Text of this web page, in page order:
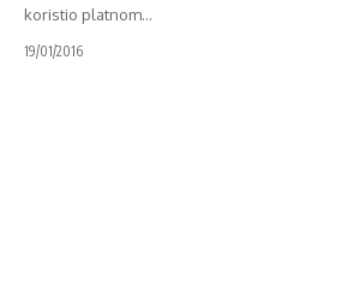
koristio platnom…
19/01/2016